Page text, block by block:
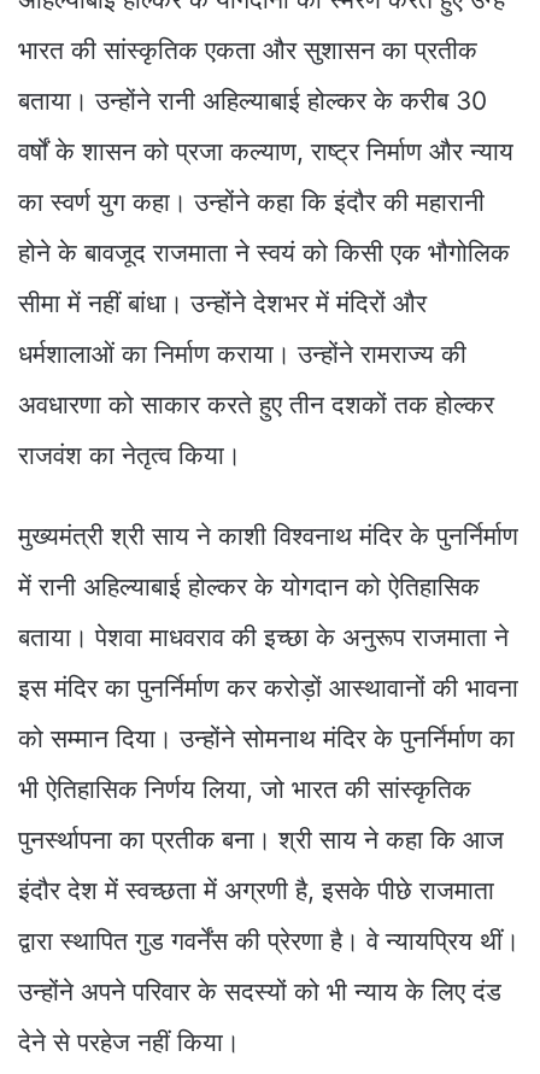
भारत की सांस्कृतिक एकता और सुशासन का प्रतीक
बताया। उन्होंने रानी अहिल्याबाई होल्कर के करीब 30
वर्षों के शासन को प्रजा कल्याण, राष्ट्र निर्माण और न्याय
का स्वर्ण युग कहा। उन्होंने कहा कि इंदौर की महारानी
होने के बावजूद राजमाता ने स्वयं को किसी एक भौगोलिक
सीमा में नहीं बांधा। उन्होंने देशभर में मंदिरों और
धर्मशालाओं का निर्माण कराया। उन्होंने रामराज्य की
अवधारणा को साकार करते हुए तीन दशकों तक होल्कर
राजवंश का नेतृत्व किया।
मुख्यमंत्री श्री साय ने काशी विश्वनाथ मंदिर के पुनर्निर्माण
में रानी अहिल्याबाई होल्कर के योगदान को ऐतिहासिक
बताया। पेशवा माधवराव की इच्छा के अनुरूप राजमाता ने
इस मंदिर का पुनर्निर्माण कर करोड़ों आस्थावानों की भावना
को सम्मान दिया। उन्होंने सोमनाथ मंदिर के पुनर्निर्माण का
भी ऐतिहासिक निर्णय लिया, जो भारत की सांस्कृतिक
पुनर्स्थापना का प्रतीक बना। श्री साय ने कहा कि आज
इंदौर देश में स्वच्छता में अग्रणी है, इसके पीछे राजमाता
द्वारा स्थापित गुड गवर्नेंस की प्रेरणा है। वे न्यायप्रिय थीं।
उन्होंने अपने परिवार के सदस्यों को भी न्याय के लिए दंड
देने से परहेज नहीं किया।